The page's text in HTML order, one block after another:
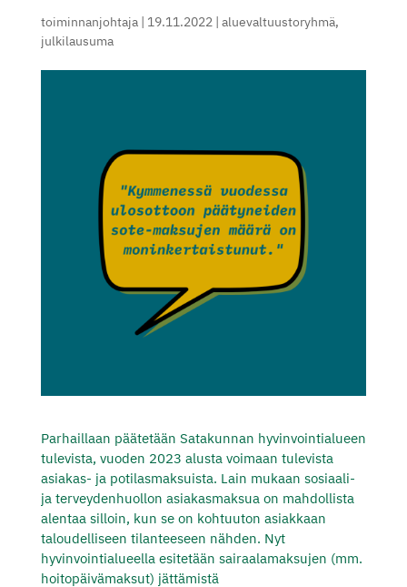
toiminnanjohtaja| 19.11.2022| aluevaltuustoryhmä,
julkilausuma
Parhaillaan päätetään Satakunnan hyvinvointialueen
tulevista, vuoden 2023 alusta voimaan tulevista
asiakas- ja potilasmaksuista. Lain mukaan sosiaali-
ja terveydenhuollon asiakasmaksua on mahdollista
alentaa silloin, kun se on kohtuuton asiakkaan
taloudelliseen tilanteeseen nähden. Nyt
hyvinvointialueella esitetään sairaalamaksujen (mm.
hoitopäivämaksut) jättämistä